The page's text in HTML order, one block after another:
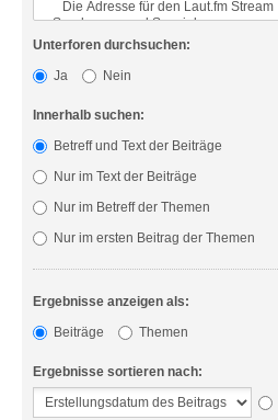
Unterforen durchsuchen:
Ja
Nein
Innerhalb suchen:
Betreff und Text der Beiträge
Nur im Text der Beiträge
Nur im Betreff der Themen
Nur im ersten Beitrag der Themen
Ergebnisse anzeigen als:
Beiträge
Themen
Ergebnisse sortieren nach: